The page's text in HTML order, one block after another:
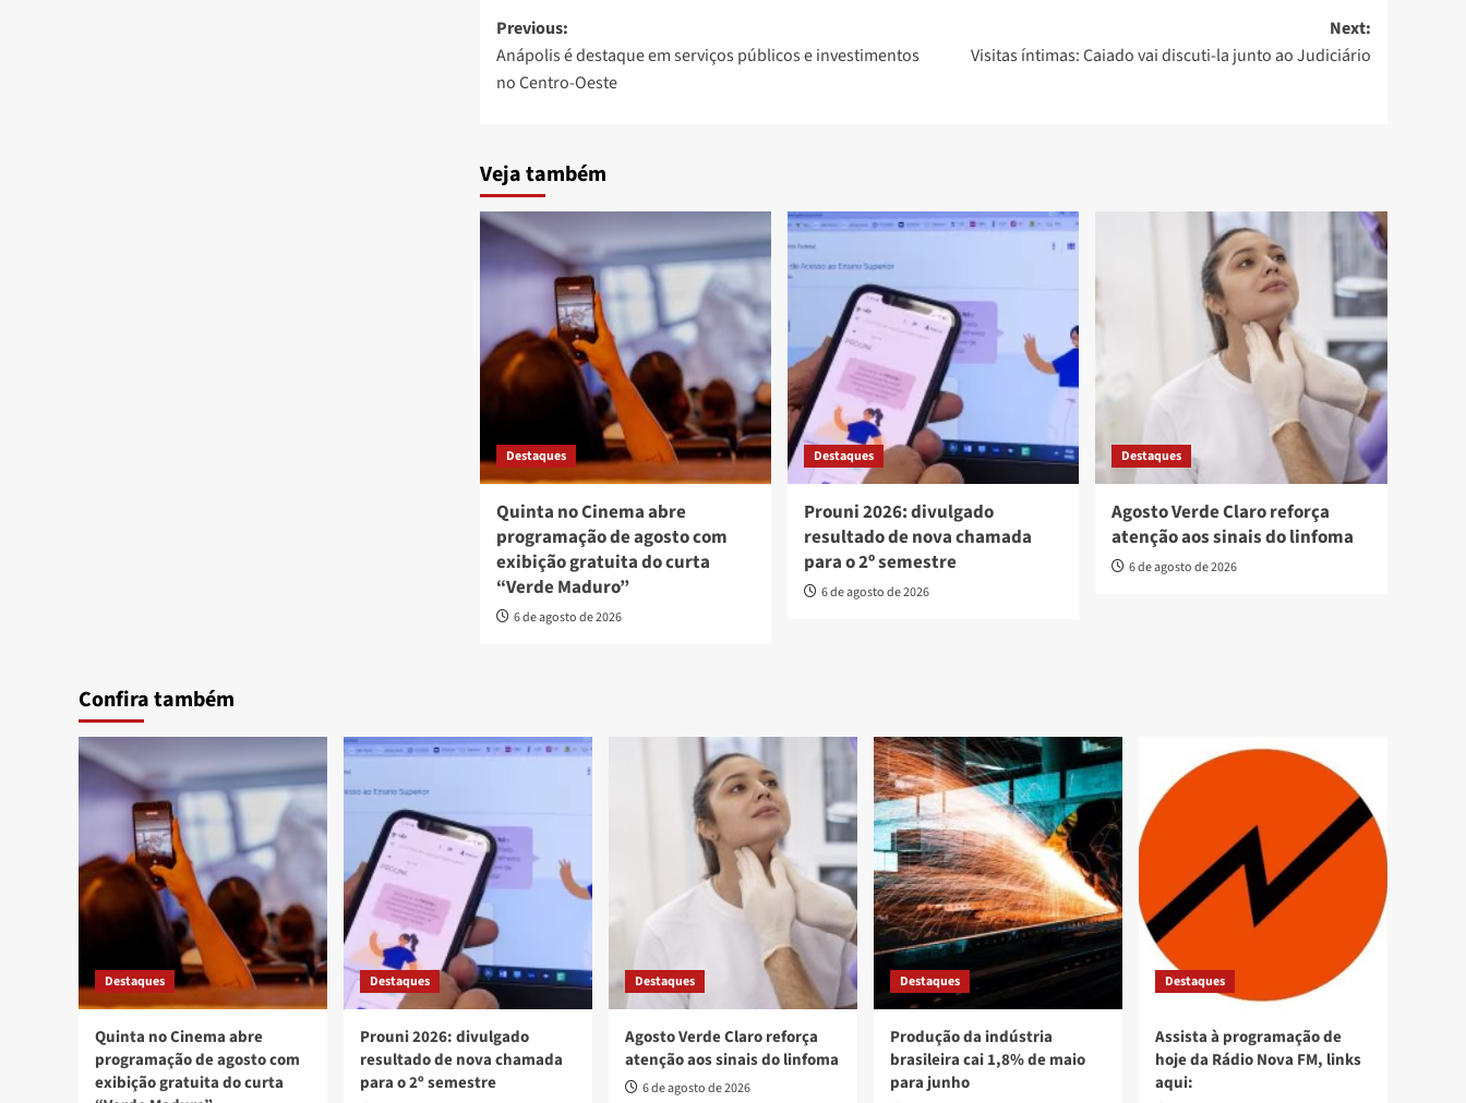
Post
navigation
Previous:
Anápolis é destaque em serviços públicos e investimentos
no Centro-Oeste
Next:
Visitas íntimas: Caiado vai discuti-la junto ao Judiciário
Veja também
Destaques
Quinta no Cinema abre
programação de agosto com
exibição gratuita do curta
“Verde Maduro”
6 de agosto de 2026
Destaques
Prouni 2026: divulgado
resultado de nova chamada
para o 2º semestre
6 de agosto de 2026
Destaques
Agosto Verde Claro reforça
atenção aos sinais do linfoma
6 de agosto de 2026
Confira também
Destaques
Quinta no Cinema abre
programação de agosto com
exibição gratuita do curta
Destaques
Prouni 2026: divulgado
resultado de nova chamada
para o 2º semestre
Destaques
Agosto Verde Claro reforça
atenção aos sinais do linfoma
6 de agosto de 2026
Destaques
Produção da indústria
brasileira cai 1,8% de maio
para junho
Destaques
Assista à programação de
hoje da Rádio Nova FM, links
aqui: